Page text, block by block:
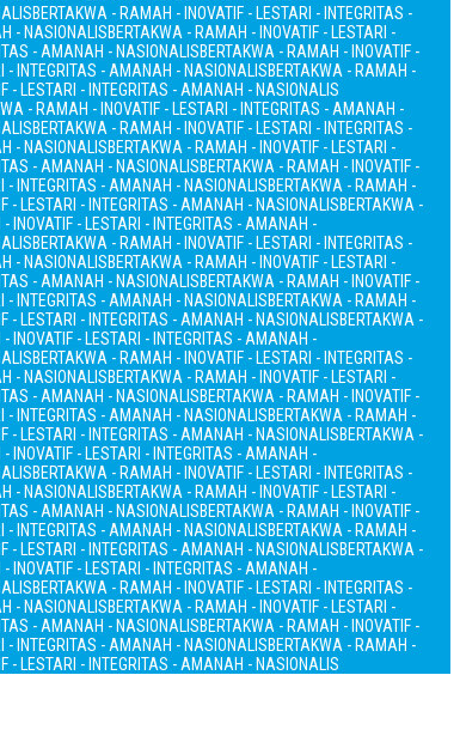
BERTAKWA - RAMAH - INOVATIF - LESTARI - INTEGRITAS -
- NASIONALISBERTAKWA - RAMAH - INOVATIF - LESTARI -
- AMANAH - NASIONALISBERTAKWA - RAMAH - INOVATIF -
- INTEGRITAS - AMANAH - NASIONALISBERTAKWA - RAMAH -
- LESTARI - INTEGRITAS - AMANAH - NASIONALIS
- RAMAH - INOVATIF - LESTARI - INTEGRITAS - AMANAH -
BERTAKWA - RAMAH - INOVATIF - LESTARI - INTEGRITAS -
- NASIONALISBERTAKWA - RAMAH - INOVATIF - LESTARI -
- AMANAH - NASIONALISBERTAKWA - RAMAH - INOVATIF -
- INTEGRITAS - AMANAH - NASIONALISBERTAKWA - RAMAH -
- LESTARI - INTEGRITAS - AMANAH - NASIONALISBERTAKWA -
INOVATIF - LESTARI - INTEGRITAS - AMANAH -
BERTAKWA - RAMAH - INOVATIF - LESTARI - INTEGRITAS -
- NASIONALISBERTAKWA - RAMAH - INOVATIF - LESTARI -
- AMANAH - NASIONALISBERTAKWA - RAMAH - INOVATIF -
- INTEGRITAS - AMANAH - NASIONALISBERTAKWA - RAMAH -
- LESTARI - INTEGRITAS - AMANAH - NASIONALISBERTAKWA -
INOVATIF - LESTARI - INTEGRITAS - AMANAH -
BERTAKWA - RAMAH - INOVATIF - LESTARI - INTEGRITAS -
- NASIONALISBERTAKWA - RAMAH - INOVATIF - LESTARI -
- AMANAH - NASIONALISBERTAKWA - RAMAH - INOVATIF -
- INTEGRITAS - AMANAH - NASIONALISBERTAKWA - RAMAH -
- LESTARI - INTEGRITAS - AMANAH - NASIONALISBERTAKWA -
INOVATIF - LESTARI - INTEGRITAS - AMANAH -
BERTAKWA - RAMAH - INOVATIF - LESTARI - INTEGRITAS -
- NASIONALISBERTAKWA - RAMAH - INOVATIF - LESTARI -
- AMANAH - NASIONALISBERTAKWA - RAMAH - INOVATIF -
- INTEGRITAS - AMANAH - NASIONALISBERTAKWA - RAMAH -
- LESTARI - INTEGRITAS - AMANAH - NASIONALISBERTAKWA -
INOVATIF - LESTARI - INTEGRITAS - AMANAH -
BERTAKWA - RAMAH - INOVATIF - LESTARI - INTEGRITAS -
- NASIONALISBERTAKWA - RAMAH - INOVATIF - LESTARI -
- AMANAH - NASIONALISBERTAKWA - RAMAH - INOVATIF -
- INTEGRITAS - AMANAH - NASIONALISBERTAKWA - RAMAH -
- LESTARI - INTEGRITAS - AMANAH - NASIONALIS